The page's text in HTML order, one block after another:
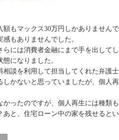
もマックス30万円しかありません
もありませんでした。
には消費者金融にまで手を出して
になりました。
談を利用して担当してくれた弁護
かないと思っていましたが、個人
ったのですが、個人再生には種類も
と、住宅ローン中の家を残せると